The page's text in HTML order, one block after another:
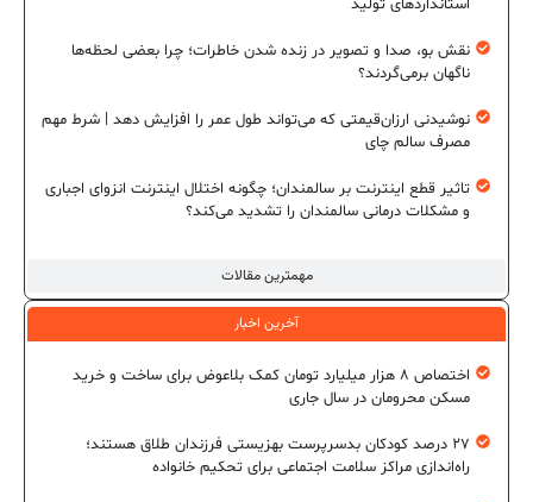
مهمترین مقالات
استانداردهای تولید
نقش بو، صدا و تصویر در زنده شدن خاطرات؛ چرا بعضی لحظه‌ها
ناگهان برمی‌گردند؟
نوشیدنی ارزان‌قیمتی که می‌تواند طول عمر را افزایش دهد | شرط مهم
مصرف سالم چای
تاثیر قطع اینترنت بر سالمندان؛ چگونه اختلال اینترنت انزوای اجباری
و مشکلات درمانی سالمندان را تشدید می‌کند؟
آخرین اخبار
اختصاص ۸ هزار میلیارد تومان کمک بلاعوض برای ساخت و خرید
مسکن محرومان در سال جاری
۲۷ درصد کودکان بدسرپرست بهزیستی فرزندان طلاق هستند؛
راه‌اندازی مراکز سلامت اجتماعی برای تحکیم خانواده